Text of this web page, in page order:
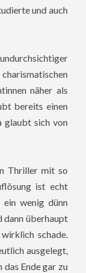
und auch
näher als
bereits einen
glaubt sich von
Thriller mit so
ist echt
ein wenig dünn
dann überhaupt
schade.
ausgelegt,
das Ende gar zu